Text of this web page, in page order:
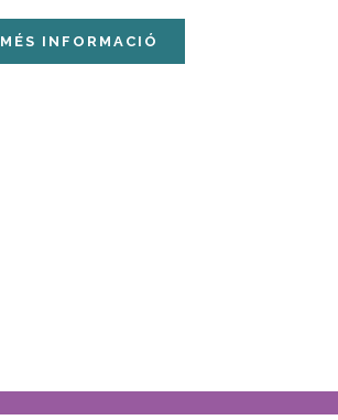
MÉS INFORMACIÓ